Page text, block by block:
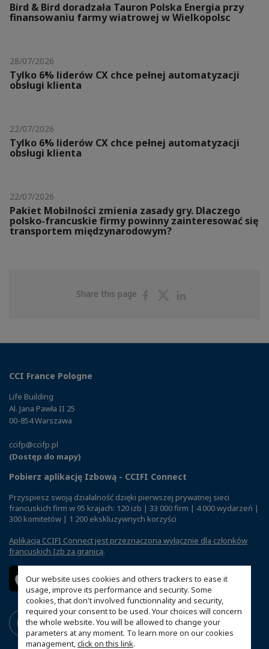
Our website uses cookies and others trackers to ease it
usage, improve its performance and security. Some
cookies, that don't involved functionnality and security,
required your consent to be used. Your choices will concern
the whole website. You will be allowed to change your
parameters at any moment. To learn more on our cookies
management,click on this link.
Bird & Bird doradzała Tauron Polska Energia przy
finansowaniu farmy wiatrowej w Wielkopolsc
28/07/2026
Tylko 6% liderów CX chce pełnej automatyzacji
obsługi klienta
22/07/2026
Tylko 6% liderów CX chce pełnej automatyzacji
obsługi klienta
22/07/2026
Pakiet Mobilności zmienia zasady gry. Dlaczego
polsko-francuskie firmy powinny zainteresować się
transportem międzynarodowym?
Share this page
ShareShare
CCI France Pologne
Life Building
Al. Jana Pawła II 25
00-854 Warszawa
ccifp@ccifp.pl
(Dostęp do mapy)
Pobierz aplikację Izbową - CCIFI Connect
Przyspiesz swoją działalność dzięki pierwszej prywatnej sieci
francuskich firm w 95 krajach: 120 izb | 33 000 firm | 4 000 wydarzeń |
300 komitetów | 1 200 ekskluzywnych korzyści
Aplikacja CCIFI Connect jest przeznaczona wyłącznie dla członków
francuskich Izb za granicą.